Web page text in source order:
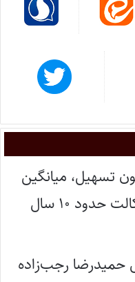
تسهیل، میانگین
سنی قبول‌شدگان آزمون وکالت حدود ۱۰ سال
حمیدرضا رجب‌زاده